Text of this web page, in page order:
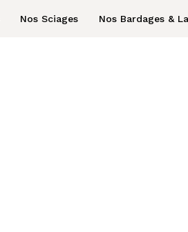
Nos Sciages Nos Bardages &